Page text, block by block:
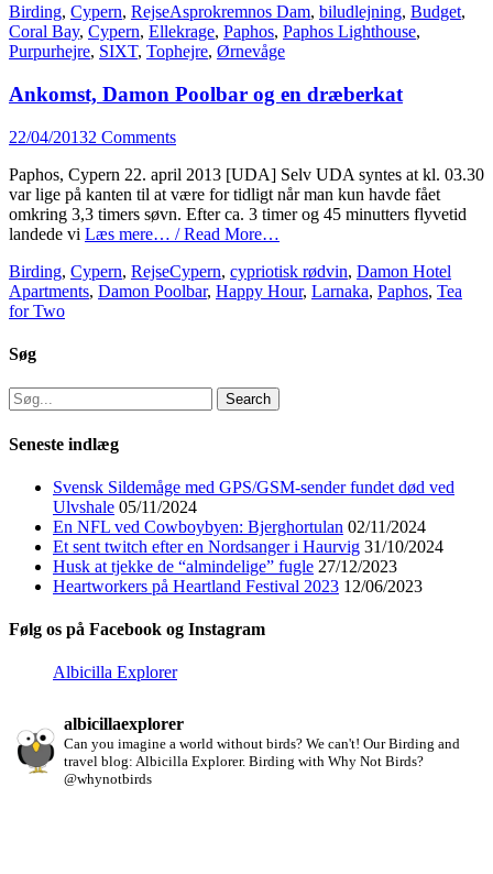
Categories
Birding, Cypern, RejseTags
Asprokremnos Dam, biludlejning, Budget,
Coral Bay, Cypern, Ellekrage, Paphos, Paphos Lighthouse,
Purpurhejre, SIXT, Tophejre, Ørnevåge
Ankomst, Damon Poolbar og en dræberkat
Posted
22/04/20132 Comments
Paphos, Cypern 22. april 2013 [UDA] Selv UDA syntes at kl. 03.30
var lige på kanten til at være for tidligt når man kun havde fået
omkring 3,3 timers søvn. Efter ca. 3 timer og 45 minutters flyvetid
landede vi Læs mere… / Read More…
Categories
Birding, Cypern, RejseTags
Cypern, cypriotisk rødvin, Damon Hotel
Apartments, Damon Poolbar, Happy Hour, Larnaka, Paphos, Tea
for Two
Søg
Search
for:
Seneste indlæg
Svensk Sildemåge med GPS/GSM-sender fundet død ved
Ulvshale 05/11/2024
En NFL ved Cowboybyen: Bjerghortulan 02/11/2024
Et sent twitch efter en Nordsanger i Haurvig 31/10/2024
Husk at tjekke de “almindelige” fugle 27/12/2023
Heartworkers på Heartland Festival 2023 12/06/2023
Følg os på Facebook og Instagram
Albicilla Explorer
albicillaexplorer
Can you imagine a world without birds? We can't! Our Birding and
travel blog: Albicilla Explorer. Birding with Why Not Birds?
@whynotbirds